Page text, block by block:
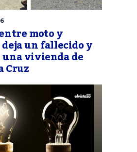
moto y
un fallecido y
una vivienda de
Cruz